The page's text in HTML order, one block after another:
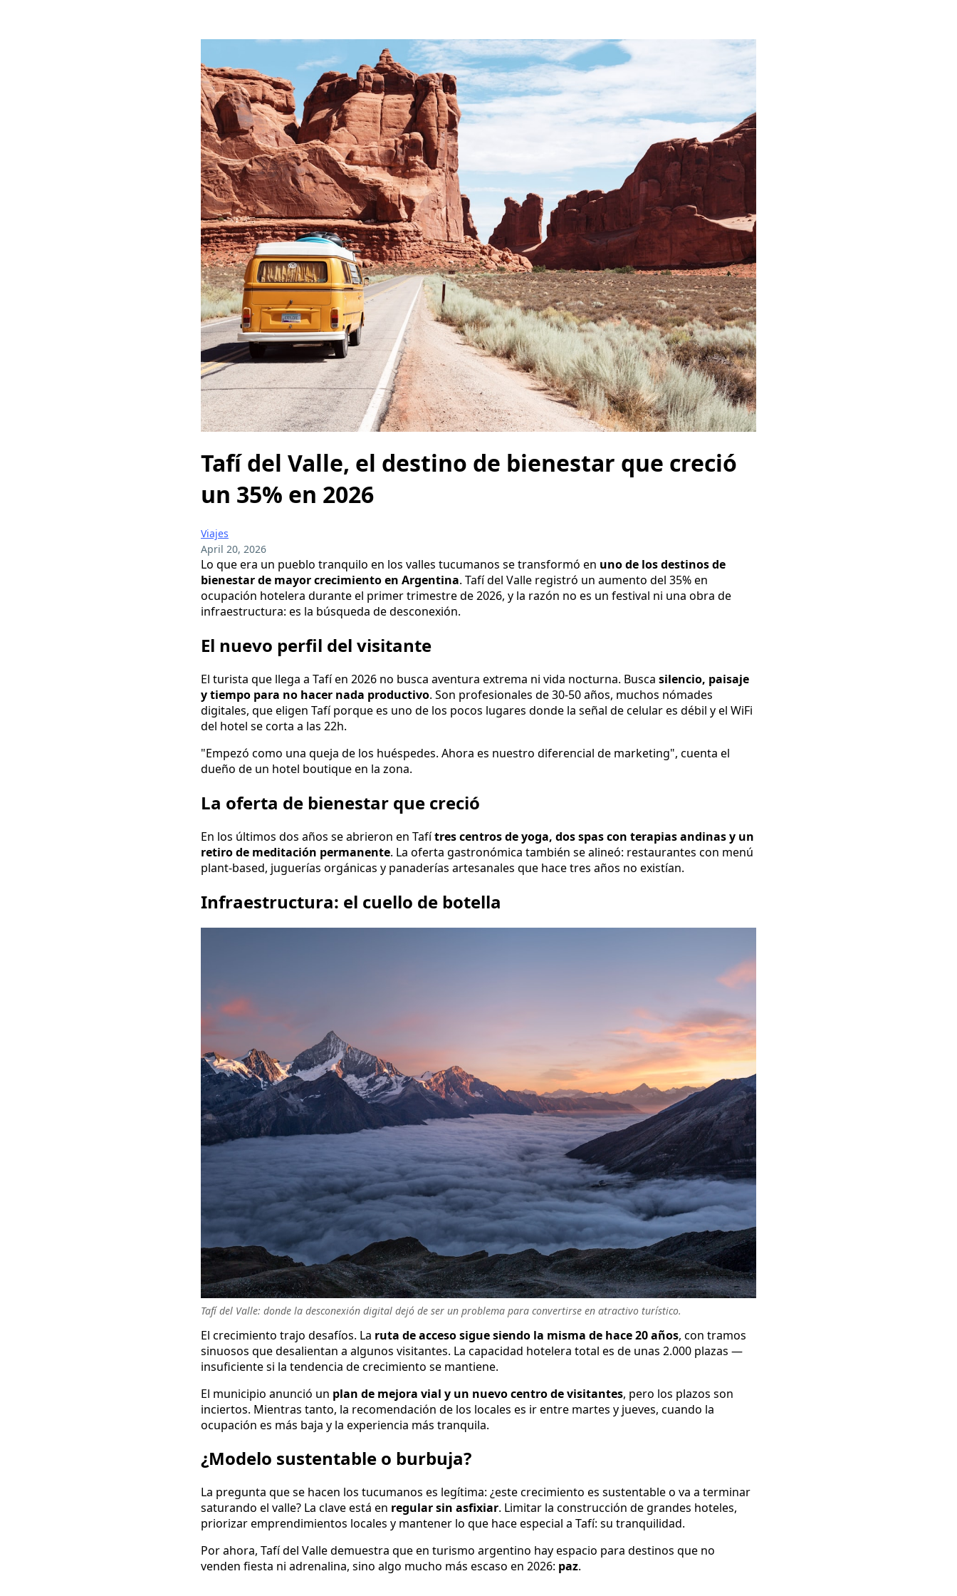
Tafí del Valle, el destino de bienestar que creció
un 35% en 2026
Viajes
April 20, 2026
Lo que era un pueblo tranquilo en los valles tucumanos se transformó en uno de los destinos de
bienestar de mayor crecimiento en Argentina. Tafí del Valle registró un aumento del 35% en
ocupación hotelera durante el primer trimestre de 2026, y la razón no es un festival ni una obra de
infraestructura: es la búsqueda de desconexión.
El nuevo perfil del visitante
El turista que llega a Tafí en 2026 no busca aventura extrema ni vida nocturna. Busca silencio, paisaje
y tiempo para no hacer nada productivo. Son profesionales de 30-50 años, muchos nómades
digitales, que eligen Tafí porque es uno de los pocos lugares donde la señal de celular es débil y el WiFi
del hotel se corta a las 22h.
"Empezó como una queja de los huéspedes. Ahora es nuestro diferencial de marketing", cuenta el
dueño de un hotel boutique en la zona.
La oferta de bienestar que creció
En los últimos dos años se abrieron en Tafítres centros de yoga, dos spas con terapias andinas y un
retiro de meditación permanente. La oferta gastronómica también se alineó: restaurantes con menú
plant-based, juguerías orgánicas y panaderías artesanales que hace tres años no existían.
Infraestructura: el cuello de botella
Tafí del Valle: donde la desconexión digital dejó de ser un problema para convertirse en atractivo turístico.
El crecimiento trajo desafíos. La ruta de acceso sigue siendo la misma de hace 20 años, con tramos
sinuosos que desalientan a algunos visitantes. La capacidad hotelera total es de unas 2.000 plazas —
insuficiente si la tendencia de crecimiento se mantiene.
El municipio anunció un plan de mejora vial y un nuevo centro de visitantes, pero los plazos son
inciertos. Mientras tanto, la recomendación de los locales es ir entre martes y jueves, cuando la
ocupación es más baja y la experiencia más tranquila.
¿Modelo sustentable o burbuja?
La pregunta que se hacen los tucumanos es legítima: ¿este crecimiento es sustentable o va a terminar
saturando el valle? La clave está en regular sin asfixiar. Limitar la construcción de grandes hoteles,
priorizar emprendimientos locales y mantener lo que hace especial a Tafí: su tranquilidad.
Por ahora, Tafí del Valle demuestra que en turismo argentino hay espacio para destinos que no
venden fiesta ni adrenalina, sino algo mucho más escaso en 2026: paz.